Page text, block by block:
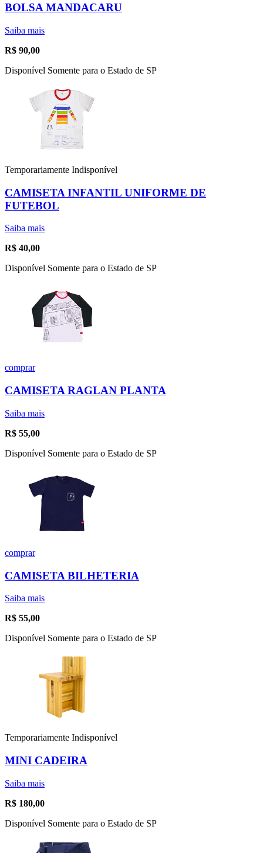
BOLSA MANDACARU
Saiba mais
R$ 90,00
Disponível Somente para o Estado de SP
Temporariamente Indisponível
CAMISETA INFANTIL UNIFORME DE
FUTEBOL
Saiba mais
R$ 40,00
Disponível Somente para o Estado de SP
comprar
CAMISETA RAGLAN PLANTA
Saiba mais
R$ 55,00
Disponível Somente para o Estado de SP
comprar
CAMISETA BILHETERIA
Saiba mais
R$ 55,00
Disponível Somente para o Estado de SP
Temporariamente Indisponível
MINI CADEIRA
Saiba mais
R$ 180,00
Disponível Somente para o Estado de SP